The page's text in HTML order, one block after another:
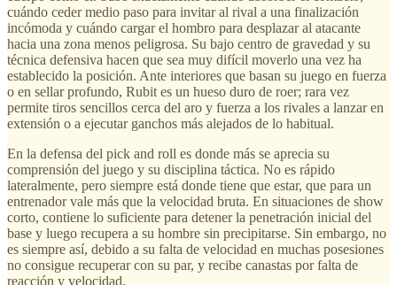
cuándo ceder medio paso para invitar al rival a una finalización
incómoda y cuándo cargar el hombro para desplazar al atacante
hacia una zona menos peligrosa. Su bajo centro de gravedad y su
técnica defensiva hacen que sea muy difícil moverlo una vez ha
establecido la posición. Ante interiores que basan su juego en fuerza
o en sellar profundo, Rubit es un hueso duro de roer; rara vez
permite tiros sencillos cerca del aro y fuerza a los rivales a lanzar en
extensión o a ejecutar ganchos más alejados de lo habitual.
En la defensa del pick and roll es donde más se aprecia su
comprensión del juego y su disciplina táctica. No es rápido
lateralmente, pero siempre está donde tiene que estar, que para un
entrenador vale más que la velocidad bruta. En situaciones de show
corto, contiene lo suficiente para detener la penetración inicial del
base y luego recupera a su hombre sin precipitarse. Sin embargo, no
es siempre así, debido a su falta de velocidad en muchas posesiones
no consigue recuperar con su par, y recibe canastas por falta de
reacción y velocidad.